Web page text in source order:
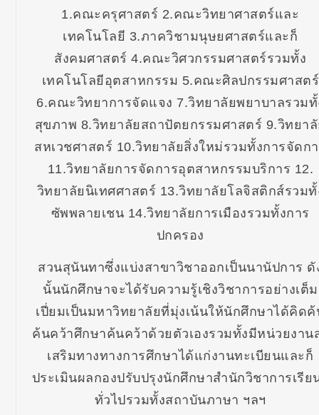
1.คณะครุศาสตร์ 2.คณะวิทยาศาสตร์และ
เทคโนโลยี 3.ภาควิชามนุษยศาสตร์และก็
สังคมศาสตร์ 4.คณะวิศวกรรมศาสตร์รวมทั้ง
เทคโนโลยีอุตสาหกรรม 5.คณะศิลปกรรมศาสตร์
6.คณะวิทยาการจัดแจง 7.วิทยาลัยพยาบาลรวมทั้
สุขภาพ 8.วิทยาลัยสถาปัตยกรรมศาสตร์ 9.วิทยา
สหเวชศาสตร์ 10.วิทยาลัยสิ่งใหม่รวมทั้งการจัดก
11.วิทยาลัยการจัดการอุตสาหกรรมบริการ 12.
วิทยาลัยนิเทศศาสตร์ 13.วิทยาลัยโลจิสติกส์รวมทั้
ซัพพลายเชน 14.วิทยาลัยการเมืองรวมทั้งการ
ปกครอง
สวนสุนันทาซึ่งแบ่งสาขาวิชาออกเป็นนานัปการ ดั
นั้นนักศึกษาจะได้รับความรู้เชิงวิชาการอย่างเต็ม
เปี่ยมเป็นมหาวิทยาลัยที่มุ่งเน้นให้นักศึกษาได้คิด
ค้นคว้าศึกษาค้นคว้าด้วยตัวเองรวมทั้งมีหน่วยงาน
เสริมทางทางการศึกษาได้แก่งานทะเบียนและก็
ประเมินผลกองปรับปรุงนักศึกษาสำนักวิชาการเรีย
ทั่วไปรวมทั้งสถาบันภาษา ฯลฯ